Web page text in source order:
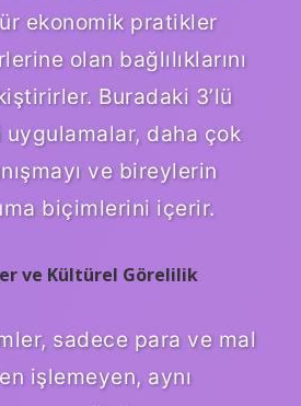
ekonomik pratikler
olan bağlılıklarını
Buradaki 3’lü
daha çok
ve bireylerin
biçimlerini içerir.
ve Kültürel Görelilik
sadece para ve mal
işlemeyen, aynı